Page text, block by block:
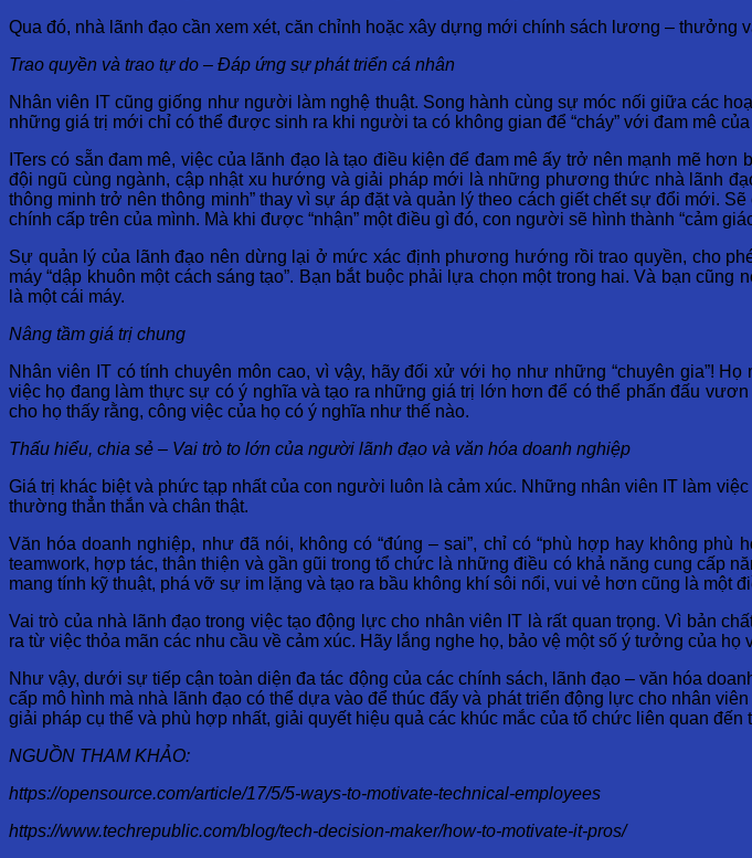
Qua đó, nhà lãnh đạo cần xem xét, căn chỉnh hoặc xây dựng mới chính sách lương – thưởng
Trao quyền và trao tự do – Đáp ứng sự phát triển cá nhân
Nhân viên IT cũng giống như người làm nghệ thuật. Song hành cùng sự móc nối giữa các
những giá trị mới chỉ có thể được sinh ra khi người ta có không gian để “cháy” với đam mê của
ITers có sẵn đam mê, việc của lãnh đạo là tạo điều kiện để đam mê ấy trở nên mạnh mẽ
đội ngũ cùng ngành, cập nhật xu hướng và giải pháp mới là những phương thức nhà lãnh
thông minh trở nên thông minh” thay vì sự áp đặt và quản lý theo cách giết chết sự đổi mới.
chính cấp trên của mình. Mà khi được “nhận” một điều gì đó, con người sẽ hình thành “cảm
Sự quản lý của lãnh đạo nên dừng lại ở mức xác định phương hướng rồi trao quyền, cho
máy “dập khuôn một cách sáng tạo”. Bạn bắt buộc phải lựa chọn một trong hai. Và bạn
là một cái máy.
Nâng tầm giá trị chung
Nhân viên IT có tính chuyên môn cao, vì vậy, hãy đối xử với họ như những “chuyên gia”!
việc họ đang làm thực sự có ý nghĩa và tạo ra những giá trị lớn hơn để có thể phấn đấu
cho họ thấy rằng, công việc của họ có ý nghĩa như thế nào.
Thấu hiểu, chia sẻ – Vai trò to lớn của người lãnh đạo và văn hóa doanh nghiệp
Giá trị khác biệt và phức tạp nhất của con người luôn là cảm xúc. Những nhân viên IT làm
thường thẳn thắn và chân thật.
Văn hóa doanh nghiệp, như đã nói, không có “đúng – sai”, chỉ có “phù hợp hay không
teamwork, hợp tác, thân thiện và gần gũi trong tổ chức là những điều có khả năng cung cấp
mang tính kỹ thuật, phá vỡ sự im lặng và tạo ra bầu không khí sôi nổi, vui vẻ hơn cũng là một
Vai trò của nhà lãnh đạo trong việc tạo động lực cho nhân viên IT là rất quan trọng. Vì bản
ra từ việc thỏa mãn các nhu cầu về cảm xúc. Hãy lắng nghe họ, bảo vệ một số ý tưởng của họ
Như vậy, dưới sự tiếp cận toàn diện đa tác động của các chính sách, lãnh đạo – văn hóa
cấp mô hình mà nhà lãnh đạo có thể dựa vào để thúc đẩy và phát triển động lực cho nhân
giải pháp cụ thể và phù hợp nhất, giải quyết hiệu quả các khúc mắc của tổ chức liên quan
NGUỒN THAM KHẢO:
https://opensource.com/article/17/5/5-ways-to-motivate-technical-employees
https://www.techrepublic.com/blog/tech-decision-maker/how-to-motivate-it-pros/